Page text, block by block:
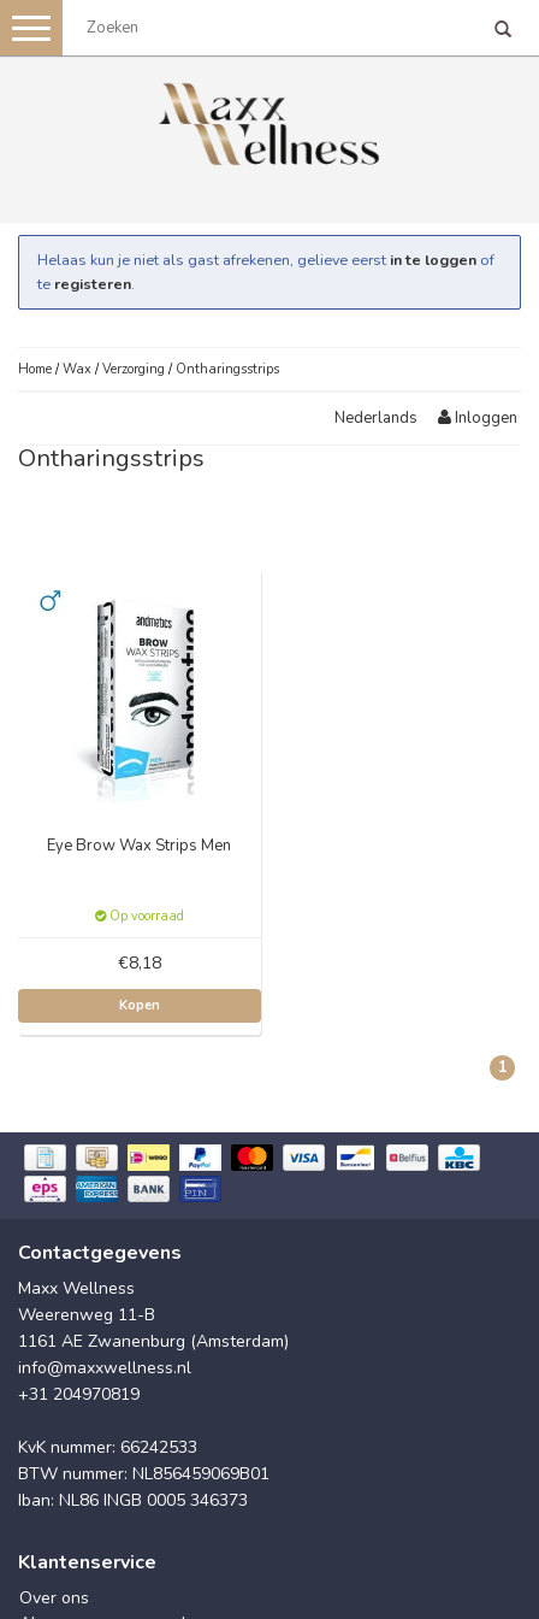
Toggle
navigation
Helaas kun je niet als gast afrekenen, gelieve eerst in te loggen of
te registeren.
Home /Wax /Verzorging / Ontharingsstrips
Nederlands Inloggen
Ontharingsstrips
Eye Brow Wax Strips Men
Op voorraad
€8,18
Kopen
1
Contactgegevens
Maxx Wellness
Weerenweg 11-B
1161 AE Zwanenburg (Amsterdam)
info@maxxwellness.nl
+31 204970819
KvK nummer: 66242533
BTW nummer: NL856459069B01
Iban: NL86 INGB 0005 346373
Klantenservice
Over ons